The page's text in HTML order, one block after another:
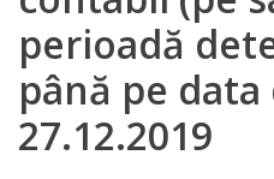
Managementul
instituției
Planuri
de
perioadă
până pe data
27.12.2019